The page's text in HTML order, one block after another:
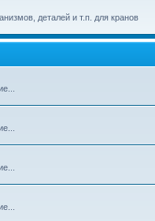
деталей и т.п. для кранов